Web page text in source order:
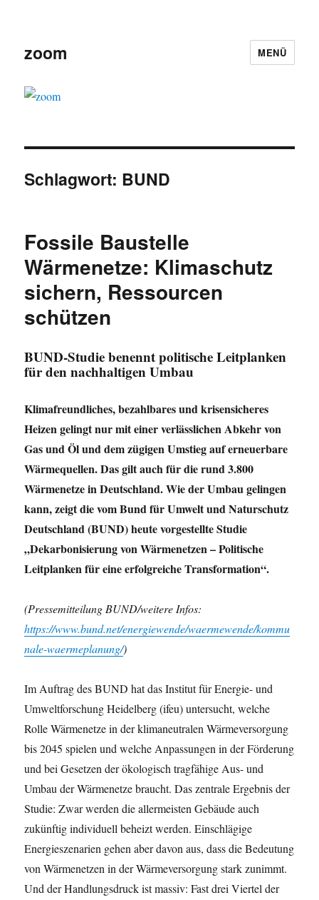
zoom MENÜ
Schlagwort: BUND
Fossile Baustelle
Wärmenetze: Klimaschutz
sichern, Ressourcen
schützen
BUND-Studie benennt politische Leitplanken
für den nachhaltigen Umbau
Klimafreundliches, bezahlbares und krisensicheres
Heizen gelingt nur mit einer verlässlichen Abkehr von
Gas und Öl und dem zügigen Umstieg auf erneuerbare
Wärmequellen. Das gilt auch für die rund 3.800
Wärmenetze in Deutschland. Wie der Umbau gelingen
kann, zeigt die vom Bund für Umwelt und Naturschutz
Deutschland (BUND) heute vorgestellte Studie
„Dekarbonisierung von Wärmenetzen – Politische
Leitplanken für eine erfolgreiche Transformation“.
(Pressemitteilung BUND/weitere Infos:
https://www.bund.net/energiewende/waermewende/kommu
nale-waermeplanung/)
Im Auftrag des BUND hat das Institut für Energie- und
Umweltforschung Heidelberg (ifeu) untersucht, welche
Rolle Wärmenetze in der klimaneutralen Wärmeversorgung
bis 2045 spielen und welche Anpassungen in der Förderung
und bei Gesetzen der ökologisch tragfähige Aus- und
Umbau der Wärmenetze braucht. Das zentrale Ergebnis der
Studie: Zwar werden die allermeisten Gebäude auch
zukünftig individuell beheizt werden. Einschlägige
Energieszenarien gehen aber davon aus, dass die Bedeutung
von Wärmenetzen in der Wärmeversorgung stark zunimmt.
Und der Handlungsdruck ist massiv: Fast drei Viertel der